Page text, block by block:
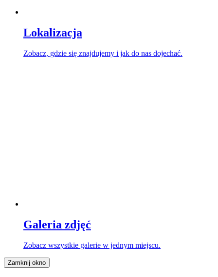
Lokalizacja
Zobacz, gdzie się znajdujemy i jak do nas dojechać.
Galeria zdjęć
Zobacz wszystkie galerie w jednym miejscu.
Zamknij okno